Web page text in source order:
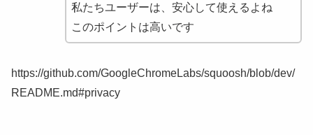
私たちユーザーは、安心して使えるよね
このポイントは高いです
https://github.com/GoogleChromeLabs/squoosh/blob/dev/
README.md#privacy